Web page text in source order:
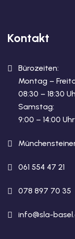
Kontakt
Bürozeiten:
Montag –
08:30 – 18:30
Samstag:
9:00 – 14:00 Uhr
061 554 47 21
078 897 70 35
info@sla-